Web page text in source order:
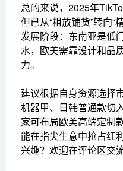
总的来说，2025年
但已从“粗放铺货”转向“
发展阶段：东南亚是低
水，欧美需靠设计和品
力。
建议根据自身资源选择
机器甲、日韩普通款切
家可布局欧美高端定制
能在指尖生意中抢占红
兴趣？欢迎在评论区交流